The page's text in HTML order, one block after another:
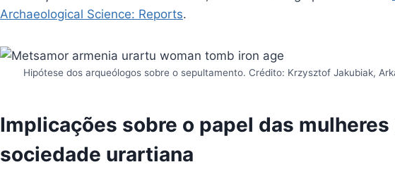
Archaeological Science: Reports.
Hipótese dos arqueólogos sobre o sepultamento. Crédito: Krzysztof Jakubiak,
Implicações sobre o papel das mulheres
sociedade urartiana